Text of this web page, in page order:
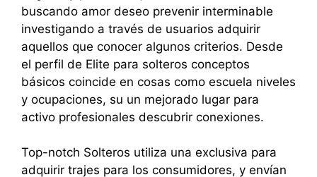
buscando amor deseo prevenir interminable
investigando a través de usuarios adquirir
aquellos que conocer algunos criterios. Desde
el perfil de Elite para solteros conceptos
básicos coincide en cosas como escuela niveles
y ocupaciones, su un mejorado lugar para
activo profesionales descubrir conexiones.
Top-notch Solteros utiliza una exclusiva para
adquirir trajes para los consumidores, y envían